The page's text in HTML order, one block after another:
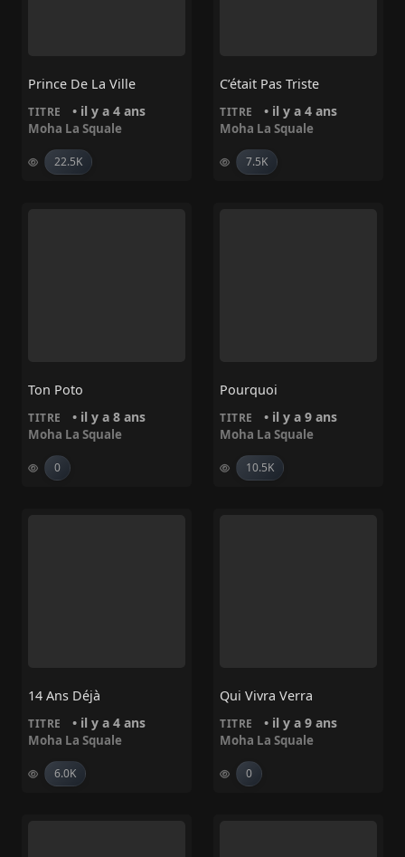
Prince De La Ville
TITRE • il y a 4 ans
Moha La Squale
22.5K
C’était Pas Triste
TITRE • il y a 4 ans
Moha La Squale
7.5K
Ton Poto
TITRE • il y a 8 ans
Moha La Squale
0
Pourquoi
TITRE • il y a 9 ans
Moha La Squale
10.5K
14 Ans Déjà
TITRE • il y a 4 ans
Moha La Squale
6.0K
Qui Vivra Verra
TITRE • il y a 9 ans
Moha La Squale
0